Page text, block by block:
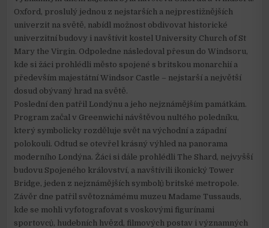
Oxford, proslulý jednou z nejstarších a nejprestižnějších
univerzit na světě, nabídl možnost obdivovat historické
univerzitní budovy i navštívit kostel University Church of St
Mary the Virgin. Odpoledne následoval přesun do Windsoru,
kde si žáci prohlédli město spojené s britskou monarchií a
především majestátní Windsor Castle – nejstarší a největší
dosud obývaný hrad na světě.
Poslední den patřil Londýnu a jeho nejznámějším památkám.
Program začal v Greenwichi návštěvou nultého poledníku,
který symbolicky rozděluje svět na východní a západní
polokouli. Odtud se otevřel krásný výhled na panorama
moderního Londýna. Žáci si dále prohlédli The Shard, nejvyšší
budovu Spojeného království, a navštívili ikonický Tower
Bridge, jeden z nejznámějších symbolů britské metropole.
Závěr dne patřil světoznámému muzeu Madame Tussauds,
kde se mohli vyfotografovat s voskovými figurínami
sportovců, hudebních hvězd, filmových postav i významných